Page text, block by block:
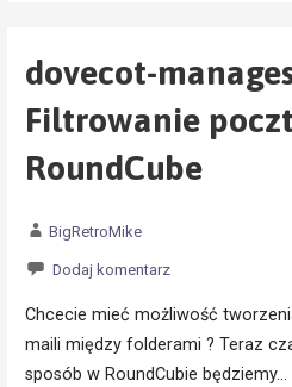
dovecot-
Filtrowanie
RoundCube
BigRetroMike
Dodaj komentarz
Chcecie mieć możliwość
maili między folderami ? Teraz
sposób w RoundCubie będziemy…